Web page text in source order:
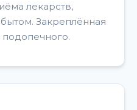
лекарств,
Закреплённая